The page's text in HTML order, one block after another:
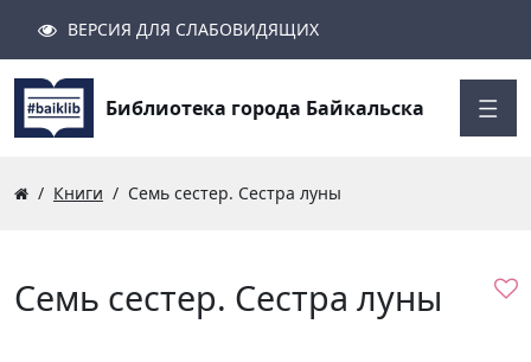
Семь сестер. Сестра луны
Поиск
Найти
ВЕРСИЯ ДЛЯ СЛАБОВИДЯЩИХ
Библиотека города Байкальска
Книги Семь сестер. Сестра луны